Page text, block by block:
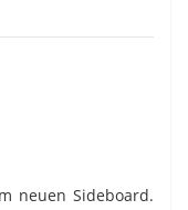
neuen Sideboard.